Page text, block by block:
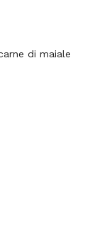
di maiale